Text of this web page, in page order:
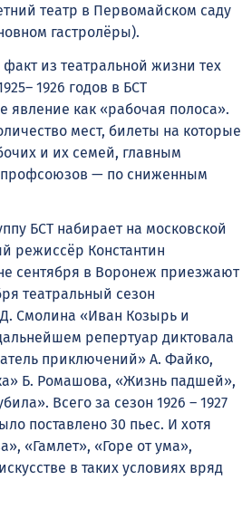
театр в Первомайском саду
гастролёры).
из театральной жизни тех
1926 годов в БСТ
явление как «рабочая полоса».
мест, билеты на которые
и их семей, главным
профсоюзов — по сниженным
БСТ набирает на московской
режиссёр Константин
сентября в Воронеж приезжают
театральный сезон
Смолина «Иван Козырь и
репертуар диктовала
приключений» А. Файко,
Б. Ромашова, «Жизнь падшей»,
Всего за сезон 1926 – 1927
поставлено 30 пьес. И хотя
«Гамлет», «Горе от ума»,
в таких условиях вряд